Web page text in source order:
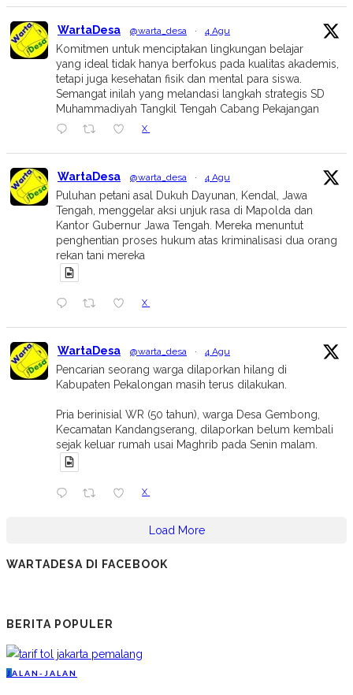
WartaDesa @warta_desa · 4 Agu
Komitmen untuk menciptakan lingkungan belajar
yang ideal tidak hanya berfokus pada kualitas akademis,
tetapi juga kesehatan fisik dan mental para siswa.
Semangat inilah yang melandasi langkah strategis SD
Muhammadiyah Tangkil Tengah Cabang Pekajangan
X
WartaDesa @warta_desa · 4 Agu
Puluhan petani asal Dukuh Dayunan, Kendal, Jawa
Tengah, menggelar aksi unjuk rasa di Mapolda dan
Kantor Gubernur Jawa Tengah. Mereka menuntut
penghentian proses hukum atas kriminalisasi dua orang
rekan tani mereka
X
WartaDesa @warta_desa · 4 Agu
Pencarian seorang warga dilaporkan hilang di
Kabupaten Pekalongan masih terus dilakukan.
Pria berinisial WR (50 tahun), warga Desa Gembong,
Kecamatan Kandangserang, dilaporkan belum kembali
sejak keluar rumah usai Maghrib pada Senin malam.
X
Load More
WARTADESA DI FACEBOOK
BERITA POPULER
J ALAN-JALAN